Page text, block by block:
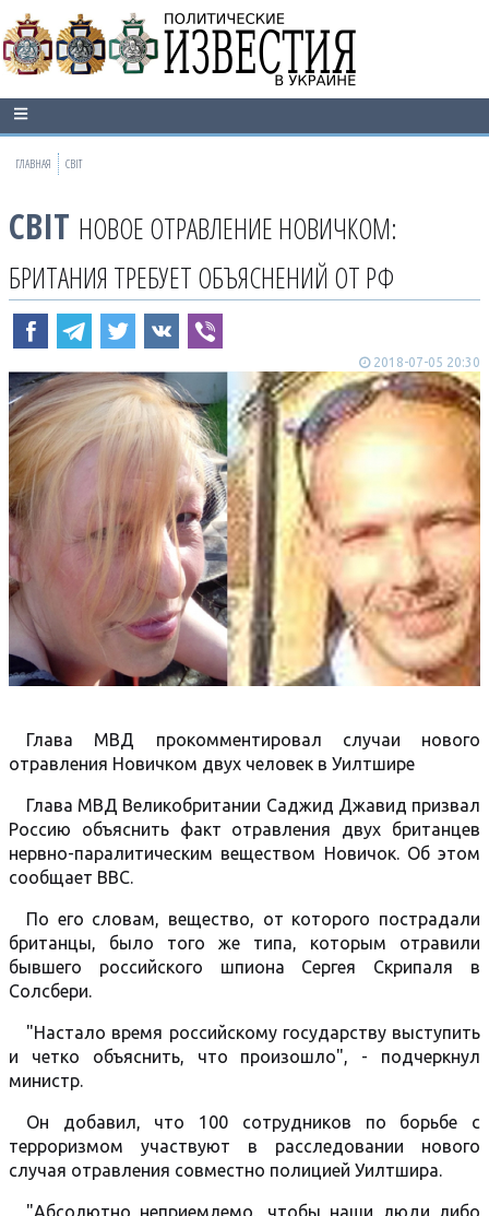
ГЛАВНАЯ СВІТ
СВІТ НОВОЕ ОТРАВЛЕНИЕ НОВИЧКОМ:
БРИТАНИЯ ТРЕБУЕТ ОБЪЯСНЕНИЙ ОТ РФ
2018-07-05 20:30
Глава МВД прокомментировал случаи нового
отравления Новичком двух человек в Уилтшире
Глава МВД Великобритании Саджид Джавид призвал
Россию объяснить факт отравления двух британцев
нервно-паралитическим веществом Новичок. Об этом
сообщает BBC.
По его словам, вещество, от которого пострадали
британцы, было того же типа, которым отравили
бывшего российского шпиона Сергея Скрипаля в
Солсбери.
"Настало время российскому государству выступить
и четко объяснить, что произошло", - подчеркнул
министр.
Он добавил, что 100 сотрудников по борьбе с
терроризмом участвуют в расследовании нового
случая отравления совместно полицией Уилтшира.
"Абсолютно неприемлемо, чтобы наши люди либо